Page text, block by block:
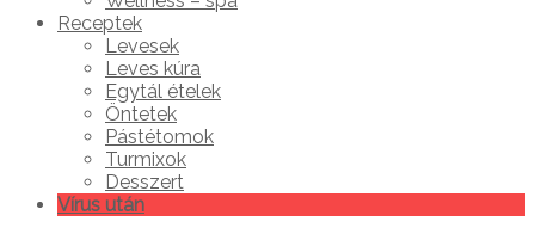
Receptek
Levesek
Leves kúra
Egytál ételek
Öntetek
Pástétomok
Turmixok
Desszert
Vírus után